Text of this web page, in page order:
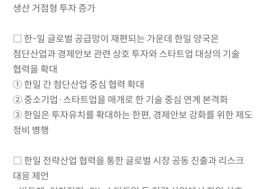
생산 거점형 투자 증가
□ 한-일 글로벌 공급망이 재편되는 가운데 한일 양국은
첨단산업과 경제안보 관련 상호 투자와 스타트업 대상의 기술
협력을 확대
① 한일 간 첨단산업 중심 협력 확대
② 중소기업·스타트업을 매개로 한 기술 중심 연계 본격화
③ 한일은 투자유치를 확대하는 한편, 경제안보 강화를 위한 제도
정비 병행
□ 한일 전략산업 협력을 통한 글로벌 시장 공동 진출과 리스크
대응 제언